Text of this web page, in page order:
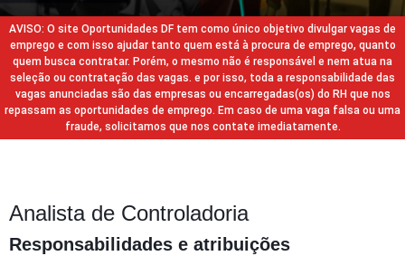
AVISO: O site Oportunidades DF tem como único objetivo divulgar vagas de
emprego e com isso ajudar tanto quem está à procura de emprego, quanto
quem busca contratar. Porém, o mesmo não é responsável e nem atua na
seleção ou contratação das vagas. e por isso, toda a responsabilidade das
vagas anunciadas são das empresas ou encarregadas(os) do RH que nos
repassam as oportunidades de emprego. Em caso de uma vaga falsa ou uma
fraude, solicitamos que nos contate imediatamente.
Analista de Controladoria
Responsabilidades e atribuições